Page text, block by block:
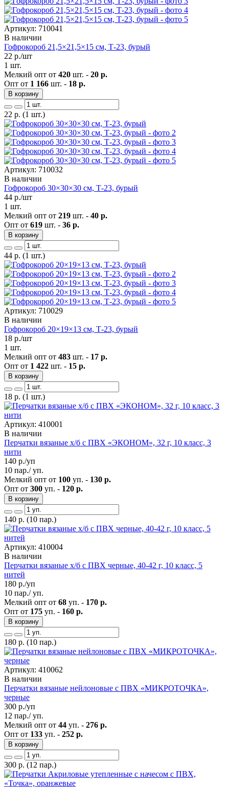
Артикул: 710041
В наличии
Гофрокороб 21,5×21,5×15 см, Т-23, бурый
22 р./шт
1 шт.
Мелкий опт от 420 шт. - 20 р.
Опт от 1 166 шт. - 18 р.
В корзину
22 р. (1 шт.)
Артикул: 710032
В наличии
Гофрокороб 30×30×30 см, Т-23, бурый
44 р./шт
1 шт.
Мелкий опт от 219 шт. - 40 р.
Опт от 619 шт. - 36 р.
В корзину
44 р. (1 шт.)
Артикул: 710029
В наличии
Гофрокороб 20×19×13 см, Т-23, бурый
18 р./шт
1 шт.
Мелкий опт от 483 шт. - 17 р.
Опт от 1 422 шт. - 15 р.
В корзину
18 р. (1 шт.)
Артикул: 410001
В наличии
Перчатки вязаные х/б с ПВХ «ЭКОНОМ», 32 г, 10 класс, 3
нити
140 р./уп
10 пар./ уп.
Мелкий опт от 100 уп. - 130 р.
Опт от 300 уп. - 120 р.
В корзину
140 р. (10 пар.)
Артикул: 410004
В наличии
Перчатки вязаные х/б с ПВХ черные, 40-42 г, 10 класс, 5
нитей
180 р./уп
10 пар./ уп.
Мелкий опт от 68 уп. - 170 р.
Опт от 175 уп. - 160 р.
В корзину
180 р. (10 пар.)
Артикул: 410062
В наличии
Перчатки вязаные нейлоновые с ПВХ «МИКРОТОЧКА»,
черные
300 р./уп
12 пар./ уп.
Мелкий опт от 44 уп. - 276 р.
Опт от 133 уп. - 252 р.
В корзину
300 р. (12 пар.)